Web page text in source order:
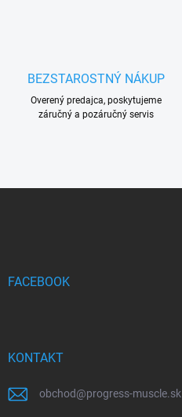
BEZSTAROSTNÝ NÁKUP
Overený predajca, poskytujeme
záručný a pozáručný servis
FACEBOOK
KONTAKT
obchod@progress-muscle.sk